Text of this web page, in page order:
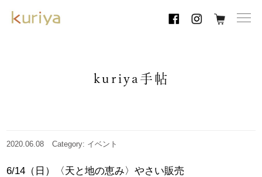
kuriya手帖
2020.06.08 Category: イベント
6/14（日）〈天と地の恵み〉やさい販売